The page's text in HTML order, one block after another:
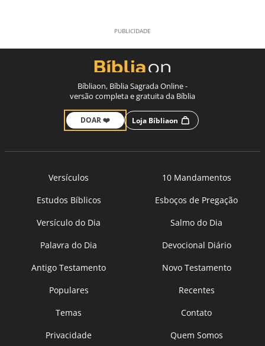
Bíbliaon, Bíblia Sagrada Online -
versão completa e gratuita da Bíblia
DOAR ❤️ Loja Bíbliaon
Versículos
10 Mandamentos
Estudos Bíblicos
Esboços de Pregação
Versículo do Dia
Salmo do Dia
Palavra do Dia
Devocional Diário
Antigo Testamento
Novo Testamento
Populares
Recentes
Temas
Contato
Privacidade
Quem Somos